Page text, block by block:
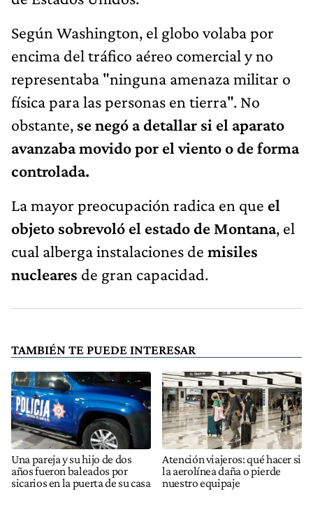
Según Washington, el globo volaba por
encima del tráfico aéreo comercial y no
representaba "ninguna amenaza militar o
física para las personas en tierra". No
obstante, se negó a detallar si el aparato
avanzaba movido por el viento o de forma
controlada.
La mayor preocupación radica en que el
objeto sobrevoló el estado de Montana, el
cual alberga instalaciones de misiles
nucleares de gran capacidad.
TAMBIÉN TE PUEDE INTERESAR
Una pareja y su hijo de dos
años fueron baleados por
sicarios en la puerta de su casa
Atención viajeros: qué hacer si
la aerolínea daña o pierde
nuestro equipaje